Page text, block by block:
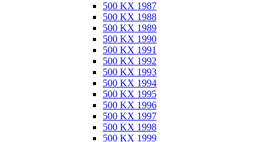
500 KX 1987
500 KX 1988
500 KX 1989
500 KX 1990
500 KX 1991
500 KX 1992
500 KX 1993
500 KX 1994
500 KX 1995
500 KX 1996
500 KX 1997
500 KX 1998
500 KX 1999